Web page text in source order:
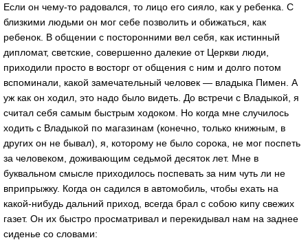
Если он чему-то радовался, то лицо его сияло, как у ребенка. С
близкими людьми он мог себе позволить и обижаться, как
ребенок. В общении с посторонними вел себя, как истинный
дипломат, светские, совершенно далекие от Церкви люди,
приходили просто в восторг от общения с ним и долго потом
вспоминали, какой замечательный человек — владыка Пимен. А
уж как он ходил, это надо было видеть. До встречи с Владыкой, я
считал себя самым быстрым ходоком. Но когда мне случилось
ходить с Владыкой по магазинам (конечно, только книжным, в
других он не бывал), я, которому не было сорока, не мог поспеть
за человеком, доживающим седьмой десяток лет. Мне в
буквальном смысле приходилось поспевать за ним чуть ли не
вприпрыжку. Когда он садился в автомобиль, чтобы ехать на
какой-нибудь дальний приход, всегда брал с собою кипу свежих
газет. Он их быстро просматривал и перекидывал нам на заднее
сиденье со словами: